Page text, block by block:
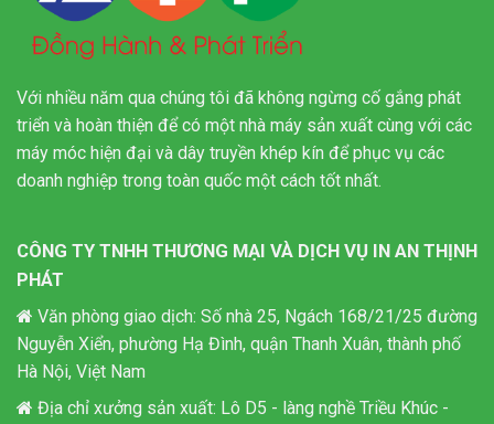
Với nhiều năm qua chúng tôi đã không ngừng cố gắng phát
triển và hoàn thiện để có một nhà máy sản xuất cùng với các
máy móc hiện đại và dây truyền khép kín để phục vụ các
doanh nghiệp trong toàn quốc một cách tốt nhất.
CÔNG TY TNHH THƯƠNG MẠI VÀ DỊCH VỤ IN AN THỊNH
PHÁT
Văn phòng giao dịch: Số nhà 25, Ngách 168/21/25 đường
Nguyễn Xiển, phường Hạ Đình, quận Thanh Xuân, thành phố
Hà Nội, Việt Nam
Địa chỉ xưởng sản xuất: Lô D5 - làng nghề Triều Khúc -